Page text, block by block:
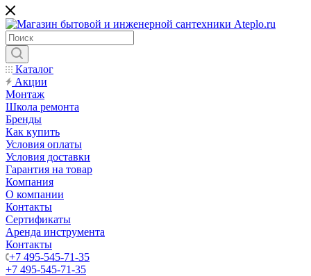
Каталог
Акции
Монтаж
Школа ремонта
Бренды
Как купить
Условия оплаты
Условия доставки
Гарантия на товар
Компания
О компании
Контакты
Сертификаты
Аренда инструмента
Контакты
+7 495-545-71-35
+7 495-545-71-35